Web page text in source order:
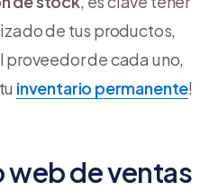
de tus productos,
proveedor de cada uno,
inventario permanente!
web de ventas